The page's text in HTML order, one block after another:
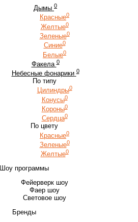
Дымы 0
Красные0
Желтые0
Зеленые0
Синие0
Белые0
Факела 0
Небесные фонарики 0
По типу
Цилиндры0
Конусы0
Короны0
Сердца0
По цвету
Красные0
Зеленые0
Желтые0
Шоу программы
Фейерверк шоу
Фаер шоу
Световое шоу
Бренды